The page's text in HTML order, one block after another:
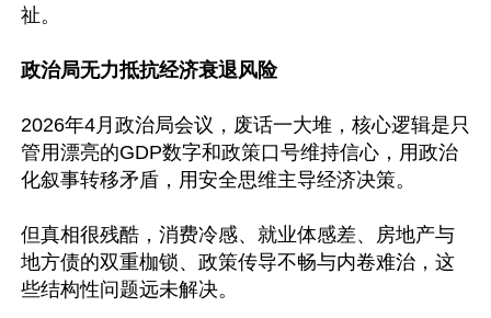
祉。
政治局无力抵抗经济衰退风险
2026年4月政治局会议，废话一大堆，核心逻辑是只
管用漂亮的GDP数字和政策口号维持信心，用政治
化叙事转移矛盾，用安全思维主导经济决策。
但真相很残酷，消费冷感、就业体感差、房地产与
地方债的双重枷锁、政策传导不畅与内卷难治，这
些结构性问题远未解决。